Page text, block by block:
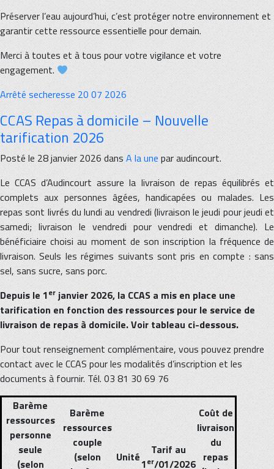
Préserver l’eau aujourd’hui, c’est protéger notre environnement et
garantir cette ressource essentielle pour demain.
Merci à toutes et à tous pour votre vigilance et votre
engagement.
Arrêté secheresse 20 07 2026
CCAS Repas à domicile – Nouvelle
tarification 2026
Posté le 28 janvier 2026 dans A la une par audincourt.
Le CCAS d’Audincourt assure la livraison de repas équilibrés et
complets aux personnes âgées, handicapées ou malades. Les
repas sont livrés du lundi au vendredi (livraison le jeudi pour jeudi et
samedi; livraison le vendredi pour vendredi et dimanche). Le
bénéficiaire choisi au moment de son inscription la fréquence de
livraison. Seuls les régimes suivants sont pris en compte : sans
sel, sans sucre, sans porc.
Depuis le 1er janvier 2026, la CCAS a mis en place une
tarification en fonction des ressources pour le service de
livraison de repas à domicile. Voir tableau ci-dessous.
Pour tout renseignement complémentaire, vous pouvez prendre
contact avec le CCAS pour les modalités d’inscription et les
documents à fournir. Tél. 03 81 30 69 76
Barème
ressources
personne
seule
(selon
Barème
ressources
couple
(selon
Unité
Tarif au
1er/01/2026
Coût de
livraison
du
repas